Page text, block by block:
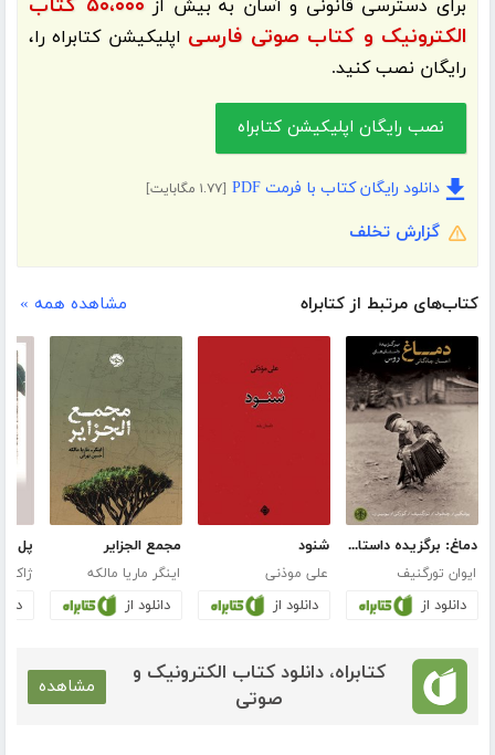
برای دسترسی قانونی و آسان به بیش از
۵۰،۰۰۰ کتاب
الکترونیک و کتاب صوتی فارسی اپلیکیشنکتابراهرا،
رایگان نصب کنید.
نصب رایگان اپلیکیشن کتابراه
دانلود رایگان کتاب با فرمت PDF [۱.۷۷ مگابایت]
گزارش تخلف
کتاب‌های مرتبط از کتابراه مشاهده همه »
دماغ: برگزیده داستان‌های روس
ایوان تورگنیف
دانلود از
شنود
علی موذنی
دانلود از
مجمع ‌الجزایر
اینگر ماریا مالکه
دانلود از
پل و
کتابراه، دانلود کتاب الکترونیک و
صوتی
مشاهده